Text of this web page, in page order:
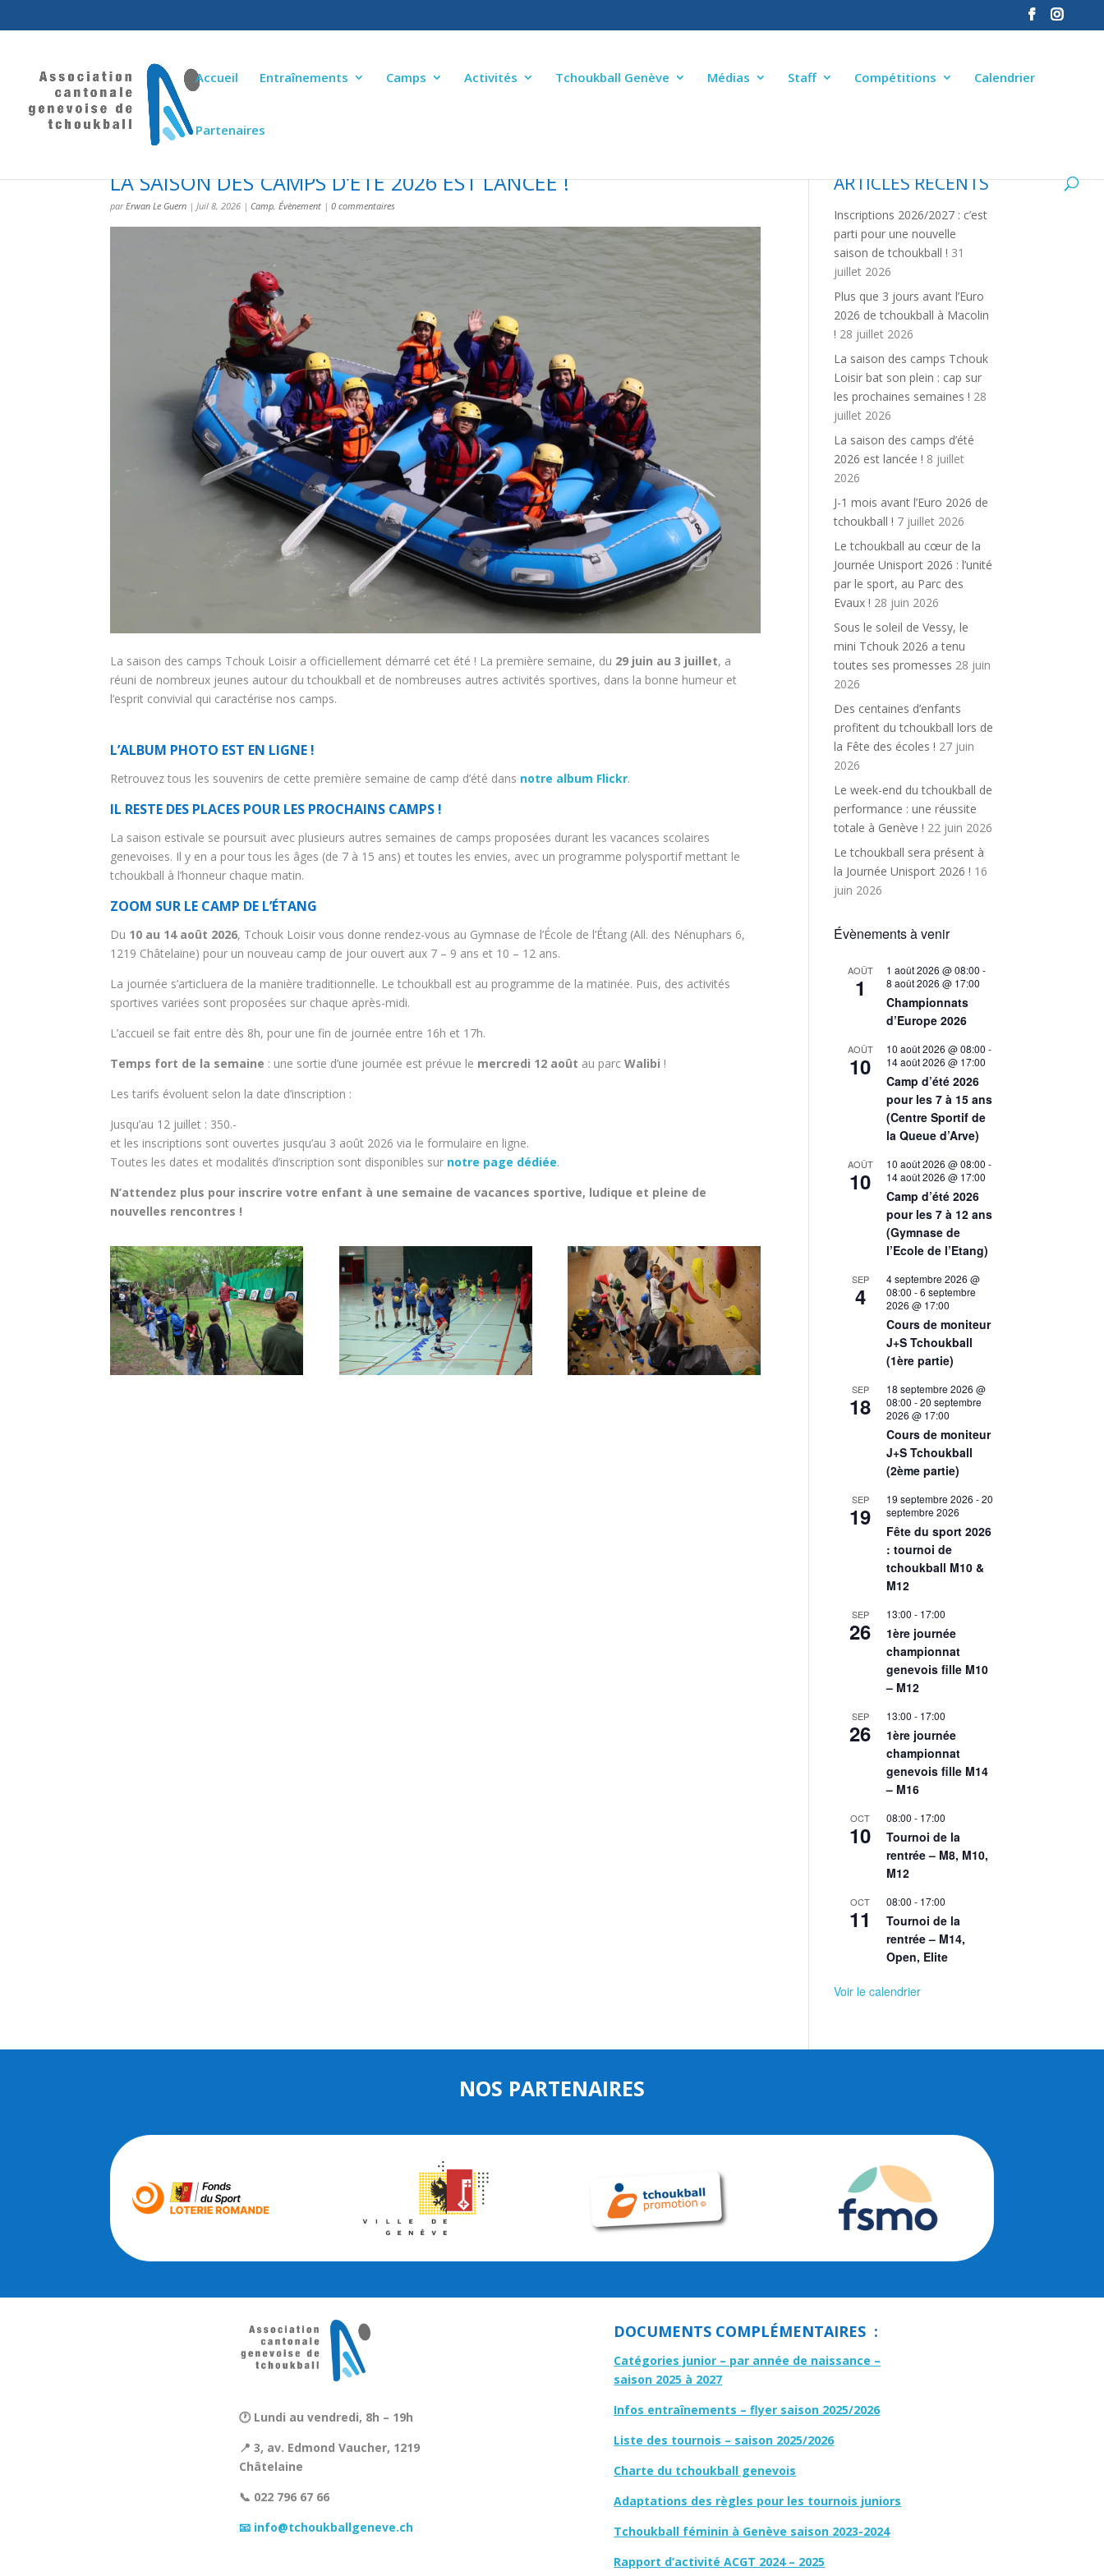
Accueil Entraînements Camps Activités Tchoukball Genève Médias Staff Compétitions Calendrier
Partenaires
LA SAISON DES CAMPS D’ÉTÉ 2026 EST LANCÉE !
parErwan Le Guern |Juil 8, 2026 | Camp,Évènement |0 commentaires
La saison des camps Tchouk Loisir a officiellement démarré cet été ! La première semaine, du 29 juin au 3 juillet, a
réuni de nombreux jeunes autour du tchoukball et de nombreuses autres activités sportives, dans la bonne humeur et
l’esprit convivial qui caractérise nos camps.
L’ALBUM PHOTO EST EN LIGNE !
Retrouvez tous les souvenirs de cette première semaine de camp d’été dans notre album Flickr.
IL RESTE DES PLACES POUR LES PROCHAINS CAMPS !
La saison estivale se poursuit avec plusieurs autres semaines de camps proposées durant les vacances scolaires
genevoises. Il y en a pour tous les âges (de 7 à 15 ans) et toutes les envies, avec un programme polysportif mettant le
tchoukball à l’honneur chaque matin.
ZOOM SUR LE CAMP DE L’ÉTANG
Du 10 au 14 août 2026, Tchouk Loisir vous donne rendez-vous au Gymnase de l’École de l’Étang (All. des Nénuphars 6,
1219 Châtelaine) pour un nouveau camp de jour ouvert aux 7 – 9 ans et 10 – 12 ans.
La journée s’articluera de la manière traditionnelle. Le tchoukball est au programme de la matinée. Puis, des activités
sportives variées sont proposées sur chaque après-midi.
L’accueil se fait entre dès 8h, pour une fin de journée entre 16h et 17h.
Temps fort de la semaine : une sortie d’une journée est prévue le mercredi 12 août au parcWalibi !
Les tarifs évoluent selon la date d’inscription :
Jusqu’au 12 juillet : 350.-
et les inscriptions sont ouvertes jusqu’au 3 août 2026 via le formulaire en ligne.
Toutes les dates et modalités d’inscription sont disponibles sur notre page dédiée.
N’attendez plus pour inscrire votre enfant à une semaine de vacances sportive, ludique et pleine de
nouvelles rencontres !
ARTICLES RÉCENTS
Inscriptions 2026/2027 : c’est
parti pour une nouvelle
saison de tchoukball ! 31
juillet 2026
Plus que 3 jours avant l’Euro
2026 de tchoukball à Macolin
! 28 juillet 2026
La saison des camps Tchouk
Loisir bat son plein : cap sur
les prochaines semaines ! 28
juillet 2026
La saison des camps d’été
2026 est lancée ! 8 juillet
2026
J-1 mois avant l’Euro 2026 de
tchoukball ! 7 juillet 2026
Le tchoukball au cœur de la
Journée Unisport 2026 : l’unité
par le sport, au Parc des
Evaux ! 28 juin 2026
Sous le soleil de Vessy, le
mini Tchouk 2026 a tenu
toutes ses promesses 28 juin
2026
Des centaines d’enfants
profitent du tchoukball lors de
la Fête des écoles ! 27 juin
2026
Le week-end du tchoukball de
performance : une réussite
totale à Genève ! 22 juin 2026
Le tchoukball sera présent à
la Journée Unisport 2026 ! 16
juin 2026
Évènements à venir
AOÛT
1
1 août 2026 @ 08:00 -
8 août 2026 @ 17:00
Championnats
d’Europe 2026
AOÛT
10
10 août 2026 @ 08:00 -
14 août 2026 @ 17:00
Camp d’été 2026
pour les 7 à 15 ans
(Centre Sportif de
la Queue d’Arve)
AOÛT
10
10 août 2026 @ 08:00 -
14 août 2026 @ 17:00
Camp d’été 2026
pour les 7 à 12 ans
(Gymnase de
l’Ecole de l’Etang)
SEP
4
4 septembre 2026 @
08:00 -6 septembre
2026 @ 17:00
Cours de moniteur
J+S Tchoukball
(1ère partie)
SEP
18
18 septembre 2026 @
08:00 -20 septembre
2026 @ 17:00
Cours de moniteur
J+S Tchoukball
(2ème partie)
SEP
19
19 septembre 2026 -20
septembre 2026
Fête du sport 2026
: tournoi de
tchoukball M10 &
M12
SEP
26
13:00 - 17:00
1ère journée
championnat
genevois fille M10
– M12
SEP
26
13:00 - 17:00
1ère journée
championnat
genevois fille M14
– M16
OCT
10
08:00 - 17:00
Tournoi de la
rentrée – M8, M10,
M12
OCT
11
08:00 - 17:00
Tournoi de la
rentrée – M14,
Open, Elite
Voir le calendrier
NOS PARTENAIRES
🕐 Lundi au vendredi, 8h – 19h
📍 3, av. Edmond Vaucher, 1219
Châtelaine
📞 022 796 67 66
📧 info@tchoukballgeneve.ch
DOCUMENTS COMPLÉMENTAIRES :
Catégories junior – par année de naissance –
saison 2025 à 2027
Infos entraînements – flyer saison 2025/2026
Liste des tournois – saison 2025/2026
Charte du tchoukball genevois
Adaptations des règles pour les tournois juniors
Tchoukball féminin à Genève saison 2023-2024
Rapport d’activité ACGT 2024 – 2025